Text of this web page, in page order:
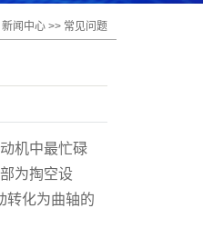
新闻中心 >> 常见问题
机中最忙碌
为掏空设
转化为曲轴的